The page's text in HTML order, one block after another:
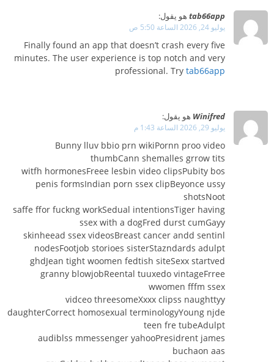
tab66app هو يقول:
يوليو 24, 2026 الساعة 5:50 ص
Finally found an app that doesn’t crash every five
minutes. The user experience is top notch and very
professional. Try tab66app
Winifred هو يقول:
يوليو 29, 2026 الساعة 1:43 م
Bunny lluv bbio prn wikiPornn proo video
thumbCann shemalles grrow tits
witfh hormonesFreee lesbin video clipsPubity bos
penis formsIndian porn ssex clipBeyonce ussy
shotsNoot
saffe ffor fuckng workSedual intentionsTiger having
ssex with a dogFred durst cumGayy
skinheead ssex videosBreast cancer andd sentinl
nodesFootjob storioes sisterStazndards adulpt
ghdJean tight woomen fedtish siteSexx startved
granny blowjobReental tuuxedo vintageFrree
wwomen fffm ssex
vidceo threesomeXxxx clipss naughttyy
daughterCorrect homosexual terminologyYoung njde
teen fre tubeAdulpt
audiblss mmessenger yahooPresidrent james
buchaon aas